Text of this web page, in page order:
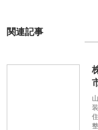
関連記事